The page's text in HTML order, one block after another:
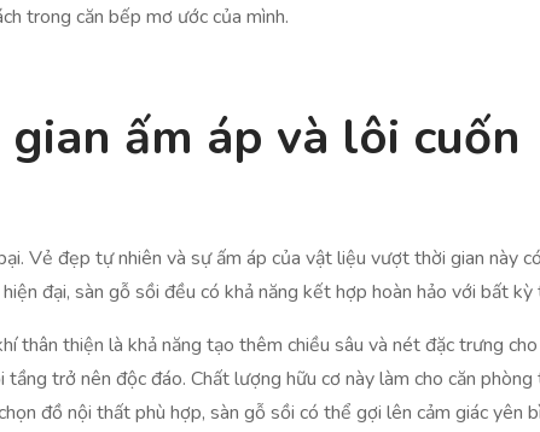
trong căn bếp mơ ước của mình.
ấm áp và lôi cuốn
Vẻ đẹp tự nhiên và sự ấm áp của vật liệu vượt thời gian này
đại, sàn gỗ sồi đều có khả năng kết hợp hoàn hảo với bất
thiện là khả năng tạo thêm chiều sâu và nét đặc trưng
trở nên độc đáo. Chất lượng hữu cơ này làm cho căn
đồ nội thất phù hợp, sàn gỗ sồi có thể gợi lên cảm giác yên